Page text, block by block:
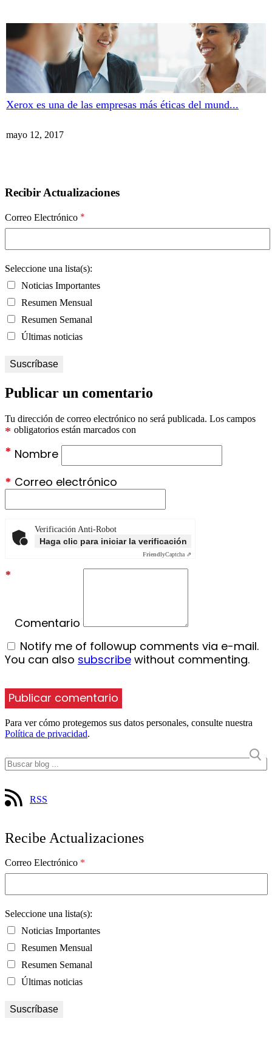
Xerox es una de las empresas más éticas del mund...
mayo 12, 2017
Recibir Actualizaciones
Correo Electrónico *
Seleccione una lista(s):
Noticias Importantes
Resumen Mensual
Resumen Semanal
Últimas noticias
Publicar un comentario
Tu dirección de correo electrónico no será publicada. Los campos
obligatorios están marcados con
*
Nombre
*
Correo electrónico
*
Verificación Anti-Robot
Haga clic para iniciar la verificación
FriendlyCaptcha ⇗
Comentario
*
Notify me of followup comments via e-mail.
You can also subscribe without commenting.
Para ver cómo protegemos sus datos personales, consulte nuestra
Política de privacidad.
RSS
Recibe Actualizaciones
Correo Electrónico *
Seleccione una lista(s):
Noticias Importantes
Resumen Mensual
Resumen Semanal
Últimas noticias